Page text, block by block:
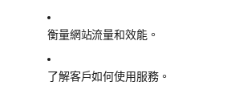
衡量網站流量和效能。
了解客戶如何使用服務。